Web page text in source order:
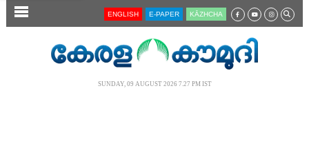
SECTIONS ENGLISH E-PAPER KĀZHCHA
SUNDAY, 09 AUGUST 2026 7.27 PM IST